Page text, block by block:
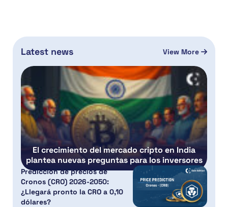
Latest news View More
El crecimiento del mercado cripto en India
plantea nuevas preguntas para los inversores
Predicción de precios de
Cronos (CRO) 2026-2050:
¿Llegará pronto la CRO a 0,10
dólares?